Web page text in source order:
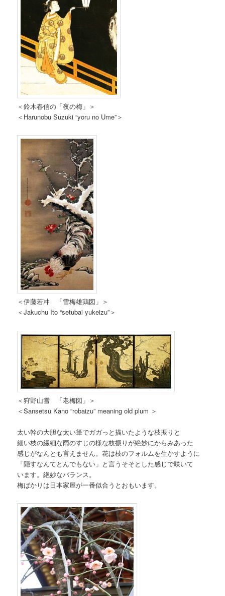
＜鈴木春信の「夜の梅」＞
＜Harunobu Suzuki “yoru no Ume”＞
＜伊藤若冲 「雪梅雄鶏図」＞
＜Jakuchu Ito “setubai yukeizu”＞
＜狩野山雪 「老梅図」＞
＜Sansetsu Kano “robaizu” meaning old plum ＞
太い幹の大胆な太い筆でガガっと描いたような枝振りと
細い枝の繊細な雨のすじの様な枝振りが絶妙にからみあった
感じがなんとも言えません。花は枝のフォルムを生かすように
「隠すなんてとんでもない」と言うそそとした感じで咲いて
います。絶妙なバランス。
梅ばかりは日本家屋が一番似合うとおもいます。